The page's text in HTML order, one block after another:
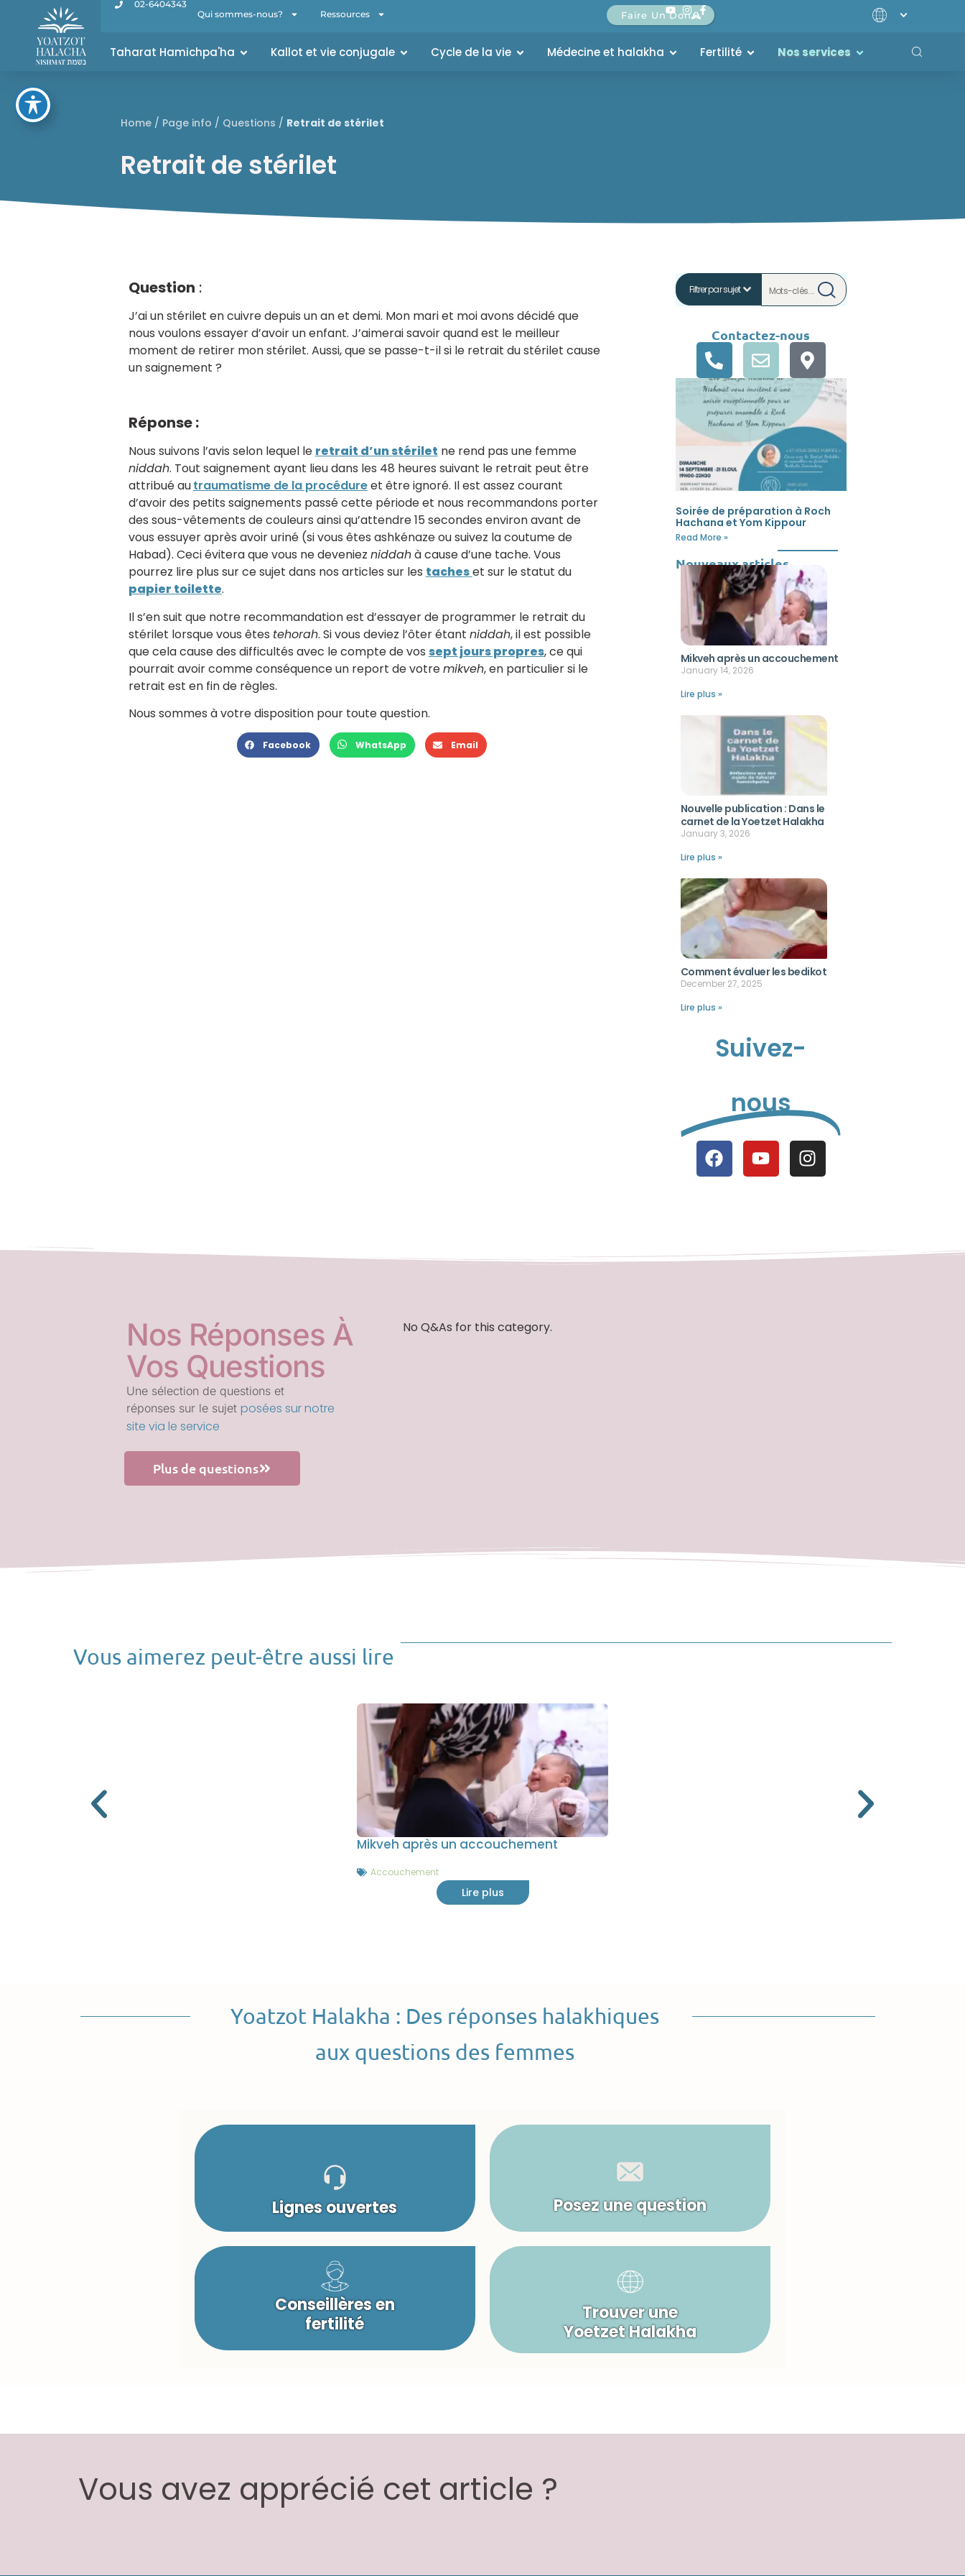
02-6404343
Qui sommes-nous?
Ressources Faire Un Don
Taharat Hamichpa'ha Kallot et vie conjugale Cycle de la vie Médecine et halakha Fertilité Nos services
Home/ Page info / Questions / Retrait de stérilet
Retrait de stérilet
Question :
J’ai un stérilet en cuivre depuis un an et demi. Mon mari et moi avons décidé que
nous voulons essayer d’avoir un enfant. J’aimerai savoir quand est le meilleur
moment de retirer mon stérilet. Aussi, que se passe-t-il si le retrait du stérilet cause
un saignement ?
Réponse :
Nous suivons l’avis selon lequel le retrait d’un stérilet ne rend pas une femme
niddah. Tout saignement ayant lieu dans les 48 heures suivant le retrait peut être
attribué autraumatisme de la procédureet être ignoré. Il est assez courant
d’avoir des petits saignements passé cette période et nous recommandons porter
des sous-vêtements de couleurs ainsi qu’attendre 15 secondes environ avant de
vous essuyer après avoir uriné (si vous êtes ashkénaze ou suivez la coutume de
Habad). Ceci évitera que vous ne deveniez niddahà cause d’une tache. Vous
pourrez lire plus sur ce sujet dans nos articles sur les tacheset sur le statut du
papier toilette.
Il s’en suit que notre recommandation est d’essayer de programmer le retrait du
stérilet lorsque vous êtes tehorah. Si vous deviez l’ôter étant niddah, il est possible
que cela cause des difficultés avec le compte de vos sept jours propres, ce qui
pourrait avoir comme conséquence un report de votremikveh, en particulier si le
retrait est en fin de règles.
Nous sommes à votre disposition pour toute question.
Facebook WhatsApp Email
Contactez-nous
Soirée de préparation à Roch
Hachana et Yom Kippour
Read More »
Nouveaux articles
Mikveh après un accouchement
January 14, 2026
Lire plus »
Nouvelle publication : Dans le
carnet de la Yoetzet Halakha
January 3, 2026
Lire plus »
Comment évaluer les bedikot
December 27, 2025
Lire plus »
Suivez-
nous
Nos Réponses À
Vos Questions
Une sélection de questions et
réponses sur le sujet posées sur notre
site via le service
Plus de questions
No Q&As for this category.
Vous aimerez peut-être aussi lire
Mikveh après un accouchement
Accouchement
Lire plus
Yoatzot Halakha : Des réponses halakhiques
aux questions des femmes
Lignes ouvertes Posez une question
Conseillères en
fertilité
Trouver une
Yoetzet Halakha
Vous avez apprécié cet article ?